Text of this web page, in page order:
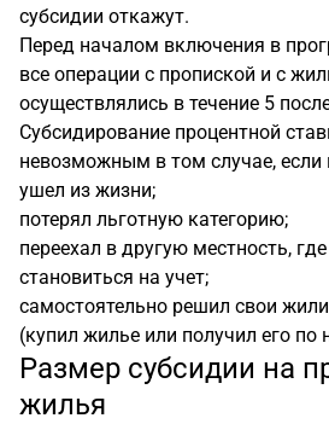
субсидии откажут.
Перед началом включения в
все операции с пропиской и с
осуществлялись в течение 5
Субсидирование процентной
невозможным в том случае, если
ушел из жизни;
потерял льготную категорию;
переехал в другую местность,
становиться на учет;
самостоятельно решил свои
(купил жилье или получил его по
Размер субсидии на
жилья